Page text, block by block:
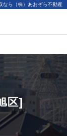
なら（株）あおぞら不動産
区]